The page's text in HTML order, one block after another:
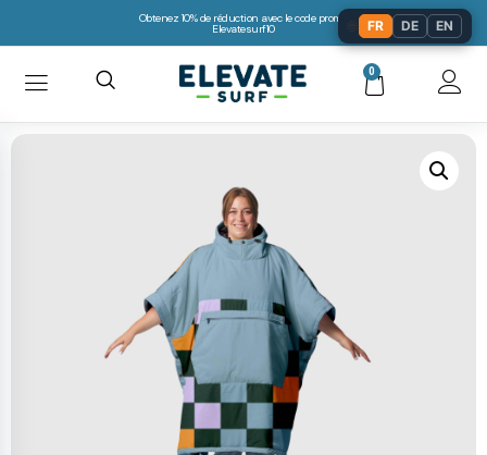
Obtenez 10% de réduction avec le code promo:
Elevatesurf10
0
FR DE EN